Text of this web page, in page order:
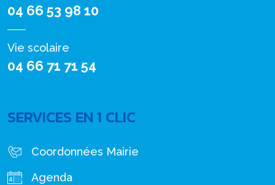
04 66 53 98 10
Vie scolaire
04 66 71 71 54
SERVICES EN 1 CLIC
Coordonnées Mairie
Agenda